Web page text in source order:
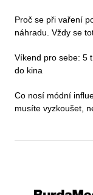
Proč se při vaření
náhradu. Vždy se
Víkend pro sebe: 5
do kina
Co nosí módní
musíte vyzkoušet,